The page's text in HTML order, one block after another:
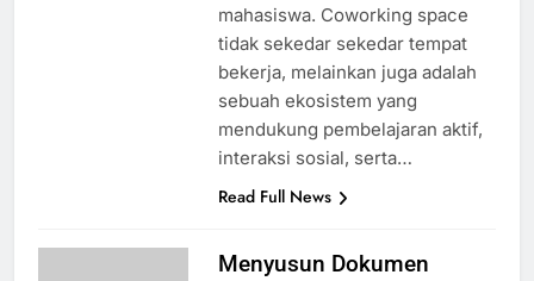
mahasiswa. Coworking space
tidak sekedar sekedar tempat
bekerja, melainkan juga adalah
sebuah ekosistem yang
mendukung pembelajaran aktif,
interaksi sosial, serta…
Read Full News
Menyusun Dokumen